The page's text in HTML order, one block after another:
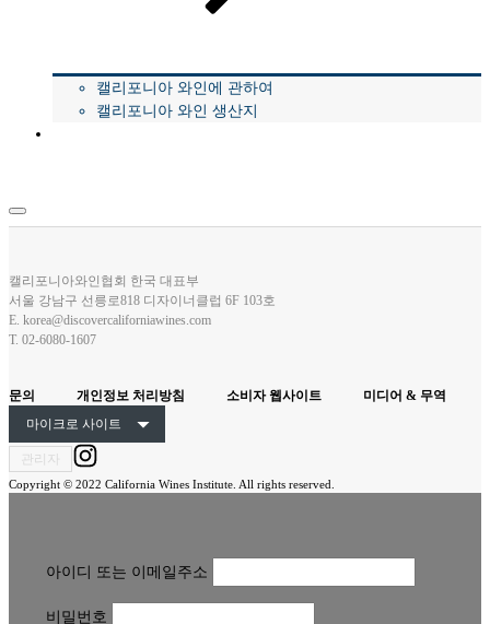
캘리포니아 와인에 관하여
캘리포니아 와인 생산지
캘리포니아와인협회 한국 대표부
서울 강남구 선릉로818 디자이너클럽 6F 103호
E. korea@discovercaliforniawines.com
T. 02-6080-1607
문의 개인정보 처리방침 소비자 웹사이트
미디어 & 무역
마이크로 사이트
관리자
Copyright © 2022 California Wines Institute. All rights reserved.
아이디 또는 이메일주소
비밀번호